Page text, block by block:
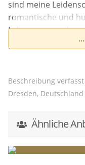
sind meine
romantische und
Leben zu erwecken.
Für mich istHumor
Herzenist. Wenn
haben wir bereits
Die Liebe ist für
kann romantisch
Beschreibung
Dresden, Deutschland
Ähnliche